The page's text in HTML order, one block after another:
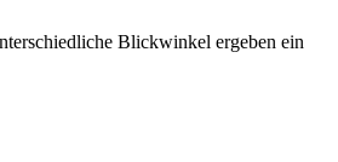
Blickwinkel ergeben ein